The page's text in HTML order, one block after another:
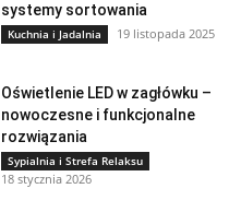
systemy sortowania
Kuchnia i Jadalnia 19 listopada 2025
Oświetlenie LED w zagłówku –
nowoczesne i funkcjonalne
rozwiązania
Sypialnia i Strefa Relaksu
18 stycznia 2026